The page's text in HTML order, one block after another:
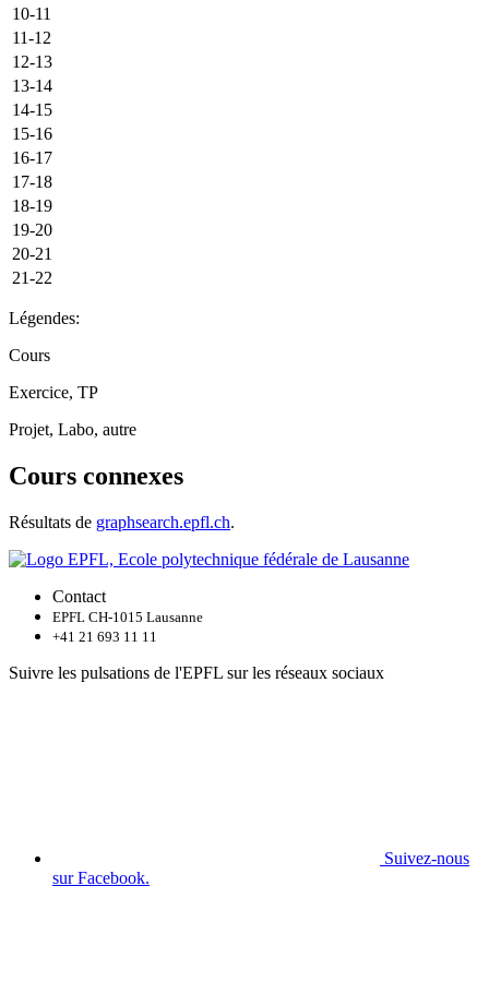
10-11
11-12
12-13
13-14
14-15
15-16
16-17
17-18
18-19
19-20
20-21
21-22
Légendes:
Cours
Exercice, TP
Projet, Labo, autre
Cours connexes
Résultats de graphsearch.epfl.ch.
Contact
EPFL CH-1015 Lausanne
+41 21 693 11 11
Suivre les pulsations de l'EPFL sur les réseaux sociaux
Suivez-nous
sur Facebook.